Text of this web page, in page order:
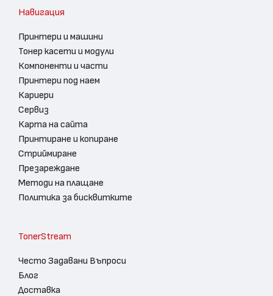
Навигация
Принтери и машини
Тонер касети и модули
Компоненти и части
Принтери под наем
Кариери
Сервиз
Карта на сайта
Принтиране и копиране
Стриймиране
Презареждане
Методи на плащане
Политика за бисквитките
TonerStream
Често Задавани Въпроси
Блог
Доставка